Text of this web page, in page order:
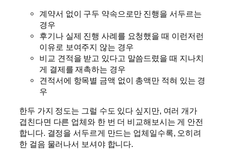
계약서 없이 구두 약속으로만 진행을 서두르는
경우
후기나 실제 진행 사례를 요청했을 때 이런저런
이유로 보여주지 않는 경우
비교 견적을 받고 있다고 말씀드렸을 때 지나치
게 결제를 재촉하는 경우
견적서에 항목별 금액 없이 총액만 적혀 있는 경
우
한두 가지 정도는 그럴 수도 있다 싶지만, 여러 개가
겹친다면 다른 업체와 한 번 더 비교해보시는 게 안전
합니다. 결정을 서두르게 만드는 업체일수록, 오히려
한 걸음 물러나서 보셔야 합니다.